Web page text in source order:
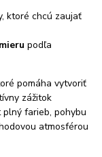
ktoré chcú zaujať
podľa
pomáha vytvoriť
zážitok
farieb, pohybu
atmosférou